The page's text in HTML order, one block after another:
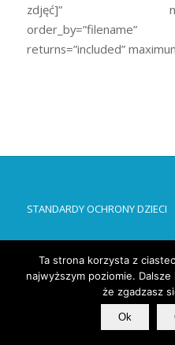
zdjęć]”
order_by=”filename”
returns=”included”
STANDARDY OCHRONY DZIECI
Ta strona korzysta z
najwyższym poziomie.
że zgadzasz
Ok